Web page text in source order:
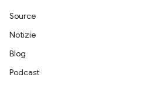
Source
Notizie
Blog
Podcast